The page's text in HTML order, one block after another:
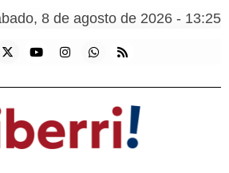
8 de agosto de 2026 - 13:25